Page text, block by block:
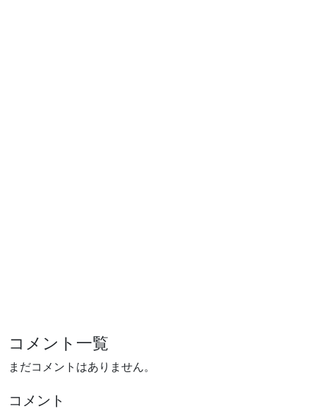
コメント一覧
まだコメントはありません。
コメント